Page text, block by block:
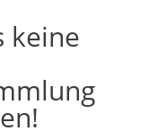
keine